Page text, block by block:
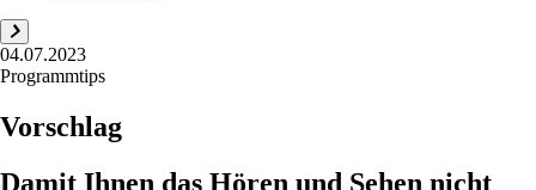
04.07.2023
Programmtips
Vorschlag
Damit Ihnen das Hören und Sehen nicht